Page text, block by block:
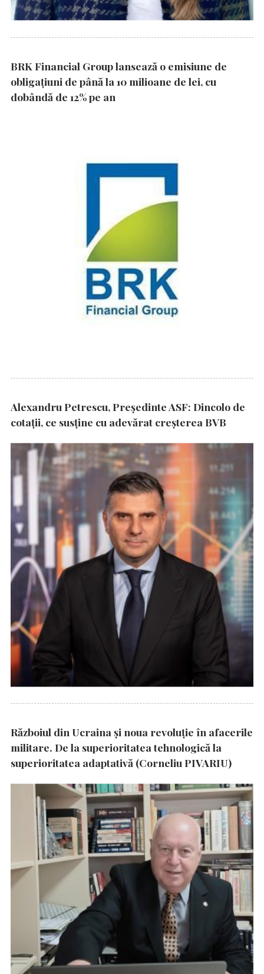
BRK Financial Group lansează o emisiune de
obligațiuni de până la 10 milioane de lei, cu
dobândă de 12% pe an
Alexandru Petrescu, Președinte ASF: Dincolo de
cotații, ce susține cu adevărat creșterea BVB
Războiul din Ucraina și noua revoluție în afacerile
militare. De la superioritatea tehnologică la
superioritatea adaptativă (Corneliu PIVARIU)